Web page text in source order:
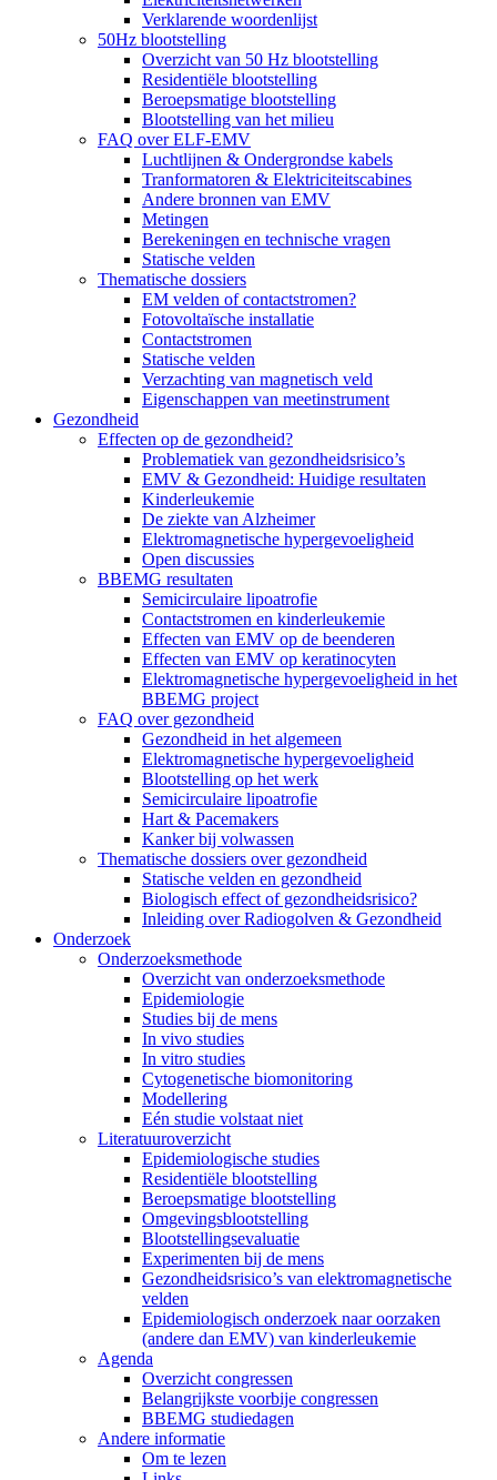
Verklarende woordenlijst
50Hz blootstelling
Overzicht van 50 Hz blootstelling
Residentiële blootstelling
Beroepsmatige blootstelling
Blootstelling van het milieu
FAQ over ELF-EMV
Luchtlijnen & Ondergrondse kabels
Tranformatoren & Elektriciteitscabines
Andere bronnen van EMV
Metingen
Berekeningen en technische vragen
Statische velden
Thematische dossiers
EM velden of contactstromen?
Fotovoltaïsche installatie
Contactstromen
Statische velden
Verzachting van magnetisch veld
Eigenschappen van meetinstrument
Gezondheid
Effecten op de gezondheid?
Problematiek van gezondheidsrisico’s
EMV & Gezondheid: Huidige resultaten
Kinderleukemie
De ziekte van Alzheimer
Elektromagnetische hypergevoeligheid
Open discussies
BBEMG resultaten
Semicirculaire lipoatrofie
Contactstromen en kinderleukemie
Effecten van EMV op de beenderen
Effecten van EMV op keratinocyten
Elektromagnetische hypergevoeligheid in het
BBEMG project
FAQ over gezondheid
Gezondheid in het algemeen
Elektromagnetische hypergevoeligheid
Blootstelling op het werk
Semicirculaire lipoatrofie
Hart & Pacemakers
Kanker bij volwassen
Thematische dossiers over gezondheid
Statische velden en gezondheid
Biologisch effect of gezondheidsrisico?
Inleiding over Radiogolven & Gezondheid
Onderzoek
Onderzoeksmethode
Overzicht van onderzoeksmethode
Epidemiologie
Studies bij de mens
In vivo studies
In vitro studies
Cytogenetische biomonitoring
Modellering
Eén studie volstaat niet
Literatuuroverzicht
Epidemiologische studies
Residentiële blootstelling
Beroepsmatige blootstelling
Omgevingsblootstelling
Blootstellingsevaluatie
Experimenten bij de mens
Gezondheidsrisico’s van elektromagnetische
velden
Epidemiologisch onderzoek naar oorzaken
(andere dan EMV) van kinderleukemie
Agenda
Overzicht congressen
Belangrijkste voorbije congressen
BBEMG studiedagen
Andere informatie
Om te lezen